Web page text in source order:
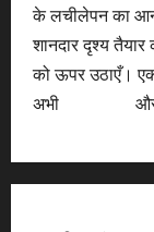
के लचीलेपन का
शानदार दृश्य
को ऊपर उठाएँ।
अभी